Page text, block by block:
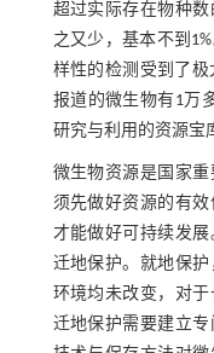
超过实际存在物种
之又少，基本不到
样性的检测受到了极
报道的微生物有1万
研究与利用的资源宝
微生物资源是国家
须先做好资源的有效
才能做好可持续发
迁地保护。就地保
环境均未改变，对于
迁地保护需要建立